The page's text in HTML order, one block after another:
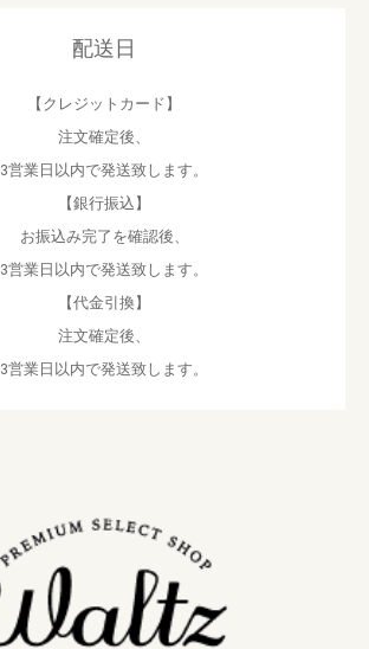
配送日
【クレジットカード】
注文確定後、
3営業日以内で発送致します。
【銀行振込】
お振込み完了を確認後、
3営業日以内で発送致します。
【代金引換】
注文確定後、
3営業日以内で発送致します。